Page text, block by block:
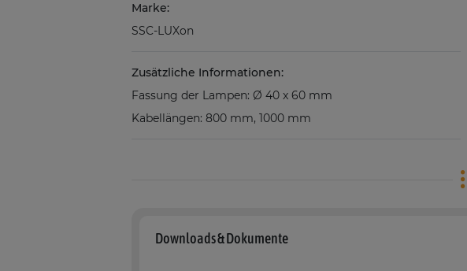
Marke:
SSC-LUXon
Zusätzliche Informationen:
Fassung der Lampen: Ø 40 x 60 mm
Kabellängen: 800 mm, 1000 mm
Downloads & Dokumente